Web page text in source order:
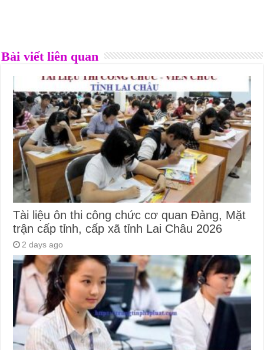
Bài viết liên quan
Tài liệu ôn thi công chức cơ quan Đảng, Mặt
trận cấp tỉnh, cấp xã tỉnh Lai Châu 2026
2 days ago